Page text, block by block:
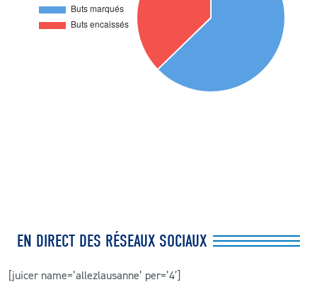
EN DIRECT DES RÉSEAUX SOCIAUX
[juicer name=’allezlausanne’ per=’4′]